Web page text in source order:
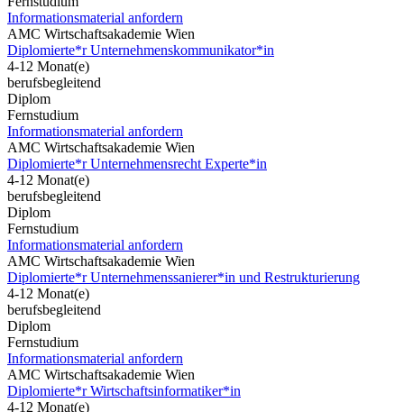
Informationsmaterial anfordern
AMC Wirtschaftsakademie Wien
Diplomierte*r Unternehmenskommunikator*in
4-12 Monat(e)
berufsbegleitend
Diplom
Fernstudium
Informationsmaterial anfordern
AMC Wirtschaftsakademie Wien
Diplomierte*r Unternehmensrecht Experte*in
4-12 Monat(e)
berufsbegleitend
Diplom
Fernstudium
Informationsmaterial anfordern
AMC Wirtschaftsakademie Wien
Diplomierte*r Unternehmenssanierer*in und Restrukturierung
4-12 Monat(e)
berufsbegleitend
Diplom
Fernstudium
Informationsmaterial anfordern
AMC Wirtschaftsakademie Wien
Diplomierte*r Wirtschaftsinformatiker*in
4-12 Monat(e)